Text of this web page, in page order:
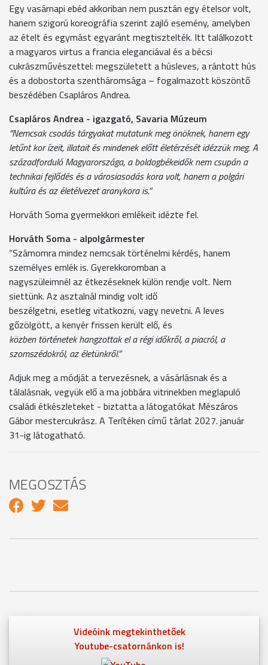
Egy vasárnapi ebéd akkoriban nem pusztán egy ételsor volt,
hanem szigorú koreográfia szerint zajló esemény, amelyben
az ételt és egymást egyaránt megtisztelték. Itt találkozott
a magyaros virtus a francia eleganciával és a bécsi
cukrászművészettel: megszületett a húsleves, a rántott hús
és a dobostorta szentháromsága – fogalmazott köszöntő
beszédében Csapláros Andrea.
Csapláros Andrea - igazgató, Savaria Múzeum
“Nemcsak csodás tárgyakat mutatunk meg önöknek, hanem egy
letűnt kor ízeit, illatait és mindenek előtt életérzését idézzük meg. A
századforduló Magyarországa, a boldogbékeidők nem csupán a
technikai fejlődés és a városiasodás kora volt, hanem a polgári
kultúra és az életélvezet aranykora is.”
Horváth Soma gyermekkori emlékeit idézte fel.
Horváth Soma - alpolgármester
“Számomra mindez nemcsak történelmi kérdés, hanem
személyes emlék is. Gyerekkoromban a
nagyszüleimnél az étkezéseknek külön rendje volt. Nem
siettünk. Az asztalnál mindig volt idő
beszélgetni, esetleg vitatkozni, vagy nevetni. A leves
gőzölgött, a kenyér frissen került elő, és
közben történetek hangzottak el a régi időkről, a piacról, a
szomszédokról, az életünkről.”
Adjuk meg a módját a tervezésnek, a vásárlásnak és a
tálalásnak, vegyük elő a ma jobbára vitrinekben meglapuló
családi étkészleteket - biztatta a látogatókat Mészáros
Gábor mestercukrász. A Terítéken című tárlat 2027. január
31-ig látogatható.
MEGOSZTÁS
Videóink megtekinthetőek
Youtube-csatornánkon is!